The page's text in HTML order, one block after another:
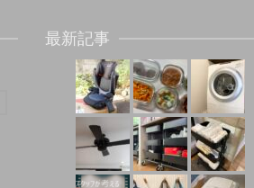
最新記事